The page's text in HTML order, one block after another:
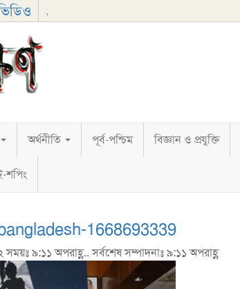
,
অর্থনীতি পূর্ব-পশ্চিম বিজ্ঞান ও প্রযুক্তি
শপিং
1668693339
সময়ঃ ৯:১১ অপরাহ্ণ.. সর্বশেষ সম্পাদনাঃ ৯:১১ অপরাহ্ণ